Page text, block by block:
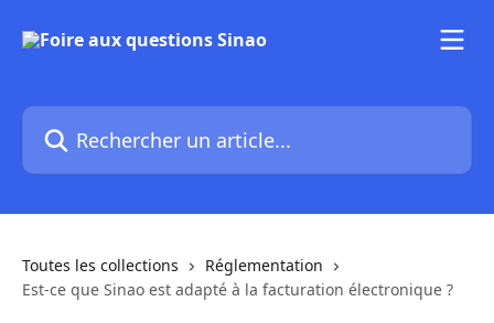
Rechercher un article...
Toutes les collections
Réglementation
Est-ce que Sinao est adapté à la facturation électronique ?